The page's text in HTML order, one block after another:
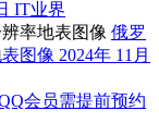
IT业界
俄罗
图像 2024年 11月
会员需提前预约